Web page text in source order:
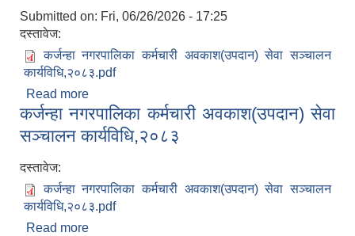
Submitted on: Fri, 06/26/2026 - 17:25
दस्तावेज:
कर्जन्हा नगरपालिका कर्मचारी अवकाश(उपदान) सेवा सञ्चालन
कार्यविधि,२०८३.pdf
Read more
सञ्चालन कार्यविधि,२०८३
कर्जन्हा नगरपालिका कर्मचारी अवकाश(उपदान) सेवा
सञ्चालन कार्यविधि,२०८३
दस्तावेज:
कर्जन्हा नगरपालिका कर्मचारी अवकाश(उपदान) सेवा सञ्चालन
कार्यविधि,२०८३.pdf
Read more